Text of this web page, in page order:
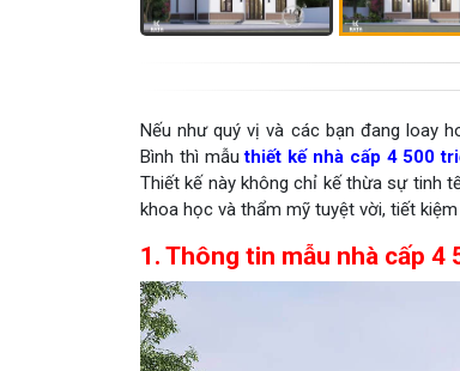
Nếu như quý vị và các bạn đang loay
Bình thì mẫuthiết kế nhà cấp 4 500
Thiết kế này không chỉ kế thừa sự tinh
khoa học và thẩm mỹ tuyệt vời, tiết
1. Thông tin mẫu nhà cấp 4